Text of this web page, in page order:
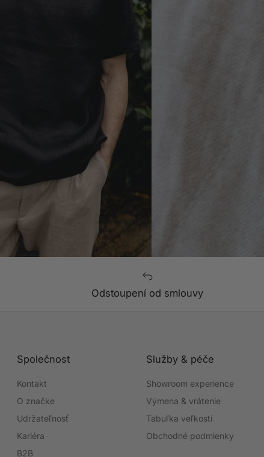
Odstoupení od smlouvy
Společnost
Kontakt
O značke
Udržateľnosť
Kariéra
B2B
Služby & péče
Showroom experience
Výmena & vrátenie
Tabuľka veľkostí
Obchodné podmienky